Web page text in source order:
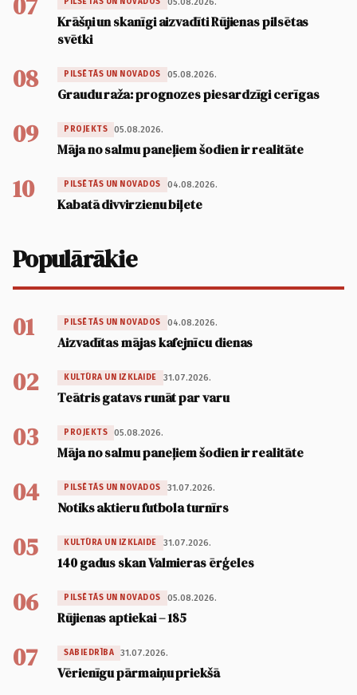
Krāšņi un skanīgi aizvadīti Rūjienas pilsētas
svētki
08 PILSĒTĀS UN NOVADOS 05.08.2026.
Graudu raža: prognozes piesardzīgi cerīgas
09 PROJEKTS 05.08.2026.
Māja no salmu paneļiem šodien ir realitāte
10 PILSĒTĀS UN NOVADOS 04.08.2026.
Kabatā divvirzienu biļete
Populārākie
01 PILSĒTĀS UN NOVADOS 04.08.2026.
Aizvadītas mājas kafejnīcu dienas
02 KULTŪRA UN IZKLAIDE 31.07.2026.
Teātris gatavs runāt par varu
03 PROJEKTS 05.08.2026.
Māja no salmu paneļiem šodien ir realitāte
04 PILSĒTĀS UN NOVADOS 31.07.2026.
Notiks aktieru futbola turnīrs
05 KULTŪRA UN IZKLAIDE 31.07.2026.
140 gadus skan Valmieras ērģeles
06 PILSĒTĀS UN NOVADOS 05.08.2026.
Rūjienas aptiekai – 185
07 SABIEDRĪBA 31.07.2026.
Vērienīgu pārmaiņu priekšā